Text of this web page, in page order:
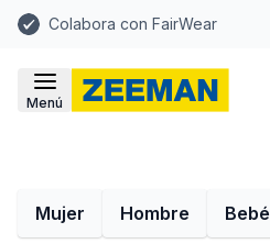
Colabora con FairWear
Menú
Mujer Hombre Bebé